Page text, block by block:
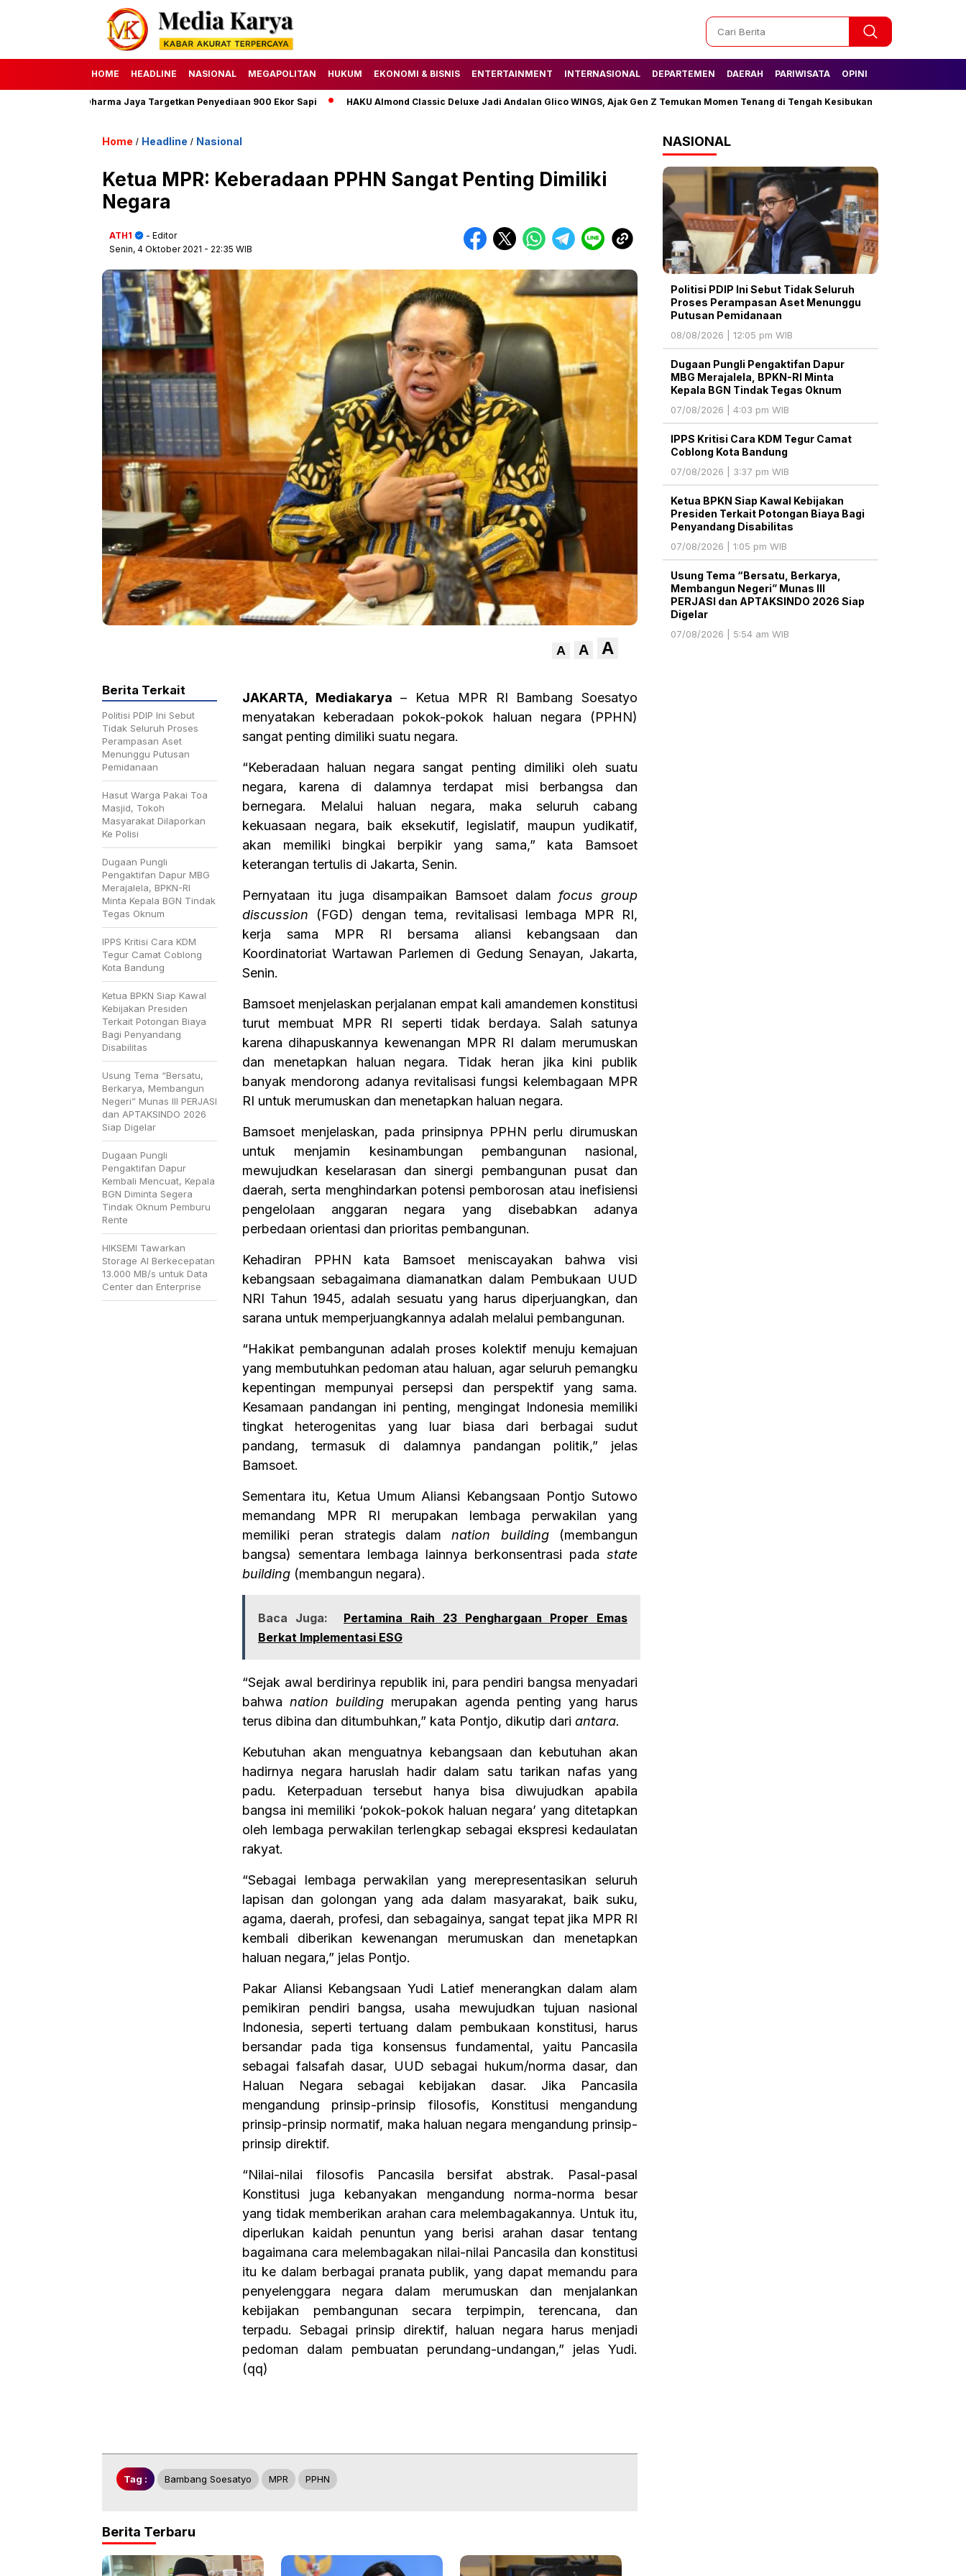
HOME HEADLINE NASIONAL MEGAPOLITAN HUKUM EKONOMI & BISNIS ENTERTAINMENT INTERNASIONAL DEPARTEMEN DAERAH PARIWISATA OPINI
Dharma Jaya Targetkan Penyediaan 900 Ekor Sapi HAKU Almond Classic Deluxe Jadi Andalan Glico WINGS, Ajak Gen Z Temukan Momen Tenang di Tengah Kesibukan Tak Lagi Kesulitan Air,
Home / Headline / Nasional
Ketua MPR: Keberadaan PPHN Sangat Penting Dimiliki
Negara
ATH1
- Editor
Senin, 4 Oktober 2021 - 22:35 WIB
A A A
JAKARTA, Mediakarya – Ketua MPR RI Bambang Soesatyo
menyatakan keberadaan pokok-pokok haluan negara (PPHN)
sangat penting dimiliki suatu negara.
“Keberadaan haluan negara sangat penting dimiliki oleh suatu
negara, karena di dalamnya terdapat misi berbangsa dan
bernegara. Melalui haluan negara, maka seluruh cabang
kekuasaan negara, baik eksekutif, legislatif, maupun yudikatif,
akan memiliki bingkai berpikir yang sama,” kata Bamsoet
keterangan tertulis di Jakarta, Senin.
Pernyataan itu juga disampaikan Bamsoet dalam focus group
discussion (FGD) dengan tema, revitalisasi lembaga MPR RI,
kerja sama MPR RI bersama aliansi kebangsaan dan
Koordinatoriat Wartawan Parlemen di Gedung Senayan, Jakarta,
Senin.
Bamsoet menjelaskan perjalanan empat kali amandemen konstitusi
turut membuat MPR RI seperti tidak berdaya. Salah satunya
karena dihapuskannya kewenangan MPR RI dalam merumuskan
dan menetapkan haluan negara. Tidak heran jika kini publik
banyak mendorong adanya revitalisasi fungsi kelembagaan MPR
RI untuk merumuskan dan menetapkan haluan negara.
Bamsoet menjelaskan, pada prinsipnya PPHN perlu dirumuskan
untuk menjamin kesinambungan pembangunan nasional,
mewujudkan keselarasan dan sinergi pembangunan pusat dan
daerah, serta menghindarkan potensi pemborosan atau inefisiensi
pengelolaan anggaran negara yang disebabkan adanya
perbedaan orientasi dan prioritas pembangunan.
Kehadiran PPHN kata Bamsoet meniscayakan bahwa visi
kebangsaan sebagaimana diamanatkan dalam Pembukaan UUD
NRI Tahun 1945, adalah sesuatu yang harus diperjuangkan, dan
sarana untuk memperjuangkannya adalah melalui pembangunan.
“Hakikat pembangunan adalah proses kolektif menuju kemajuan
yang membutuhkan pedoman atau haluan, agar seluruh pemangku
kepentingan mempunyai persepsi dan perspektif yang sama.
Kesamaan pandangan ini penting, mengingat Indonesia memiliki
tingkat heterogenitas yang luar biasa dari berbagai sudut
pandang, termasuk di dalamnya pandangan politik,” jelas
Bamsoet.
Sementara itu, Ketua Umum Aliansi Kebangsaan Pontjo Sutowo
memandang MPR RI merupakan lembaga perwakilan yang
memiliki peran strategis dalamnation building (membangun
bangsa) sementara lembaga lainnya berkonsentrasi pada state
building (membangun negara).
Baca Juga:
Pertamina Raih 23 Penghargaan Proper Emas
Berkat Implementasi ESG
“Sejak awal berdirinya republik ini, para pendiri bangsa menyadari
bahwanation building merupakan agenda penting yang harus
terus dibina dan ditumbuhkan,” kata Pontjo, dikutip dari antara.
Kebutuhan akan menguatnya kebangsaan dan kebutuhan akan
hadirnya negara haruslah hadir dalam satu tarikan nafas yang
padu. Keterpaduan tersebut hanya bisa diwujudkan apabila
bangsa ini memiliki ‘pokok-pokok haluan negara’ yang ditetapkan
oleh lembaga perwakilan terlengkap sebagai ekspresi kedaulatan
rakyat.
“Sebagai lembaga perwakilan yang merepresentasikan seluruh
lapisan dan golongan yang ada dalam masyarakat, baik suku,
agama, daerah, profesi, dan sebagainya, sangat tepat jika MPR RI
kembali diberikan kewenangan merumuskan dan menetapkan
haluan negara,” jelas Pontjo.
Pakar Aliansi Kebangsaan Yudi Latief menerangkan dalam alam
pemikiran pendiri bangsa, usaha mewujudkan tujuan nasional
Indonesia, seperti tertuang dalam pembukaan konstitusi, harus
bersandar pada tiga konsensus fundamental, yaitu Pancasila
sebagai falsafah dasar, UUD sebagai hukum/norma dasar, dan
Haluan Negara sebagai kebijakan dasar. Jika Pancasila
mengandung prinsip-prinsip filosofis, Konstitusi mengandung
prinsip-prinsip normatif, maka haluan negara mengandung prinsip-
prinsip direktif.
“Nilai-nilai filosofis Pancasila bersifat abstrak. Pasal-pasal
Konstitusi juga kebanyakan mengandung norma-norma besar
yang tidak memberikan arahan cara melembagakannya. Untuk itu,
diperlukan kaidah penuntun yang berisi arahan dasar tentang
bagaimana cara melembagakan nilai-nilai Pancasila dan konstitusi
itu ke dalam berbagai pranata publik, yang dapat memandu para
penyelenggara negara dalam merumuskan dan menjalankan
kebijakan pembangunan secara terpimpin, terencana, dan
terpadu. Sebagai prinsip direktif, haluan negara harus menjadi
pedoman dalam pembuatan perundang-undangan,” jelas Yudi.
(qq)
Berita Terkait
Politisi PDIP Ini Sebut
Tidak Seluruh Proses
Perampasan Aset
Menunggu Putusan
Pemidanaan
Hasut Warga Pakai Toa
Masjid, Tokoh
Masyarakat Dilaporkan
Ke Polisi
Dugaan Pungli
Pengaktifan Dapur MBG
Merajalela, BPKN-RI
Minta Kepala BGN Tindak
Tegas Oknum
IPPS Kritisi Cara KDM
Tegur Camat Coblong
Kota Bandung
Ketua BPKN Siap Kawal
Kebijakan Presiden
Terkait Potongan Biaya
Bagi Penyandang
Disabilitas
Usung Tema “Bersatu,
Berkarya, Membangun
Negeri” Munas III PERJASI
dan APTAKSINDO 2026
Siap Digelar
Dugaan Pungli
Pengaktifan Dapur
Kembali Mencuat, Kepala
BGN Diminta Segera
Tindak Oknum Pemburu
Rente
HIKSEMI Tawarkan
Storage AI Berkecepatan
13.000 MB/s untuk Data
Center dan Enterprise
Tag : Bambang Soesatyo MPR PPHN
Berita Terbaru
NASIONAL
Politisi PDIP Ini Sebut Tidak Seluruh
Proses Perampasan Aset Menunggu
Putusan Pemidanaan
08/08/2026 | 12:05 pm WIB
Dugaan Pungli Pengaktifan Dapur
MBG Merajalela, BPKN-RI Minta
Kepala BGN Tindak Tegas Oknum
07/08/2026 | 4:03 pm WIB
IPPS Kritisi Cara KDM Tegur Camat
Coblong Kota Bandung
07/08/2026 | 3:37 pm WIB
Ketua BPKN Siap Kawal Kebijakan
Presiden Terkait Potongan Biaya Bagi
Penyandang Disabilitas
07/08/2026 | 1:05 pm WIB
Usung Tema “Bersatu, Berkarya,
Membangun Negeri” Munas III
PERJASI dan APTAKSINDO 2026 Siap
Digelar
07/08/2026 | 5:54 am WIB